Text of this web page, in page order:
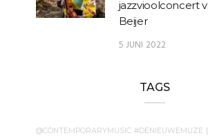
jazzvioolconcert
Beijer
5 JUNI 2022
TAGS
@CONTEMPORARYMUSIC #DENIEUWEMUZE